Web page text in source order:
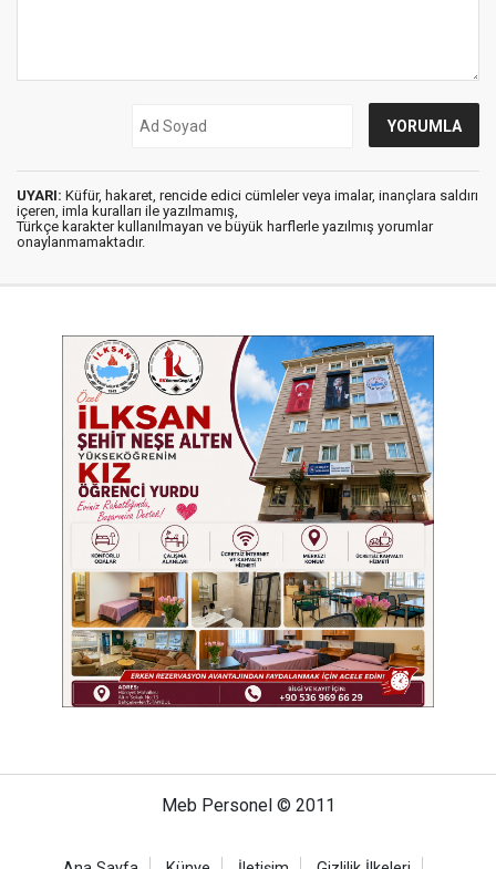
UYARI: Küfür, hakaret, rencide edici cümleler veya imalar, inançlara saldırı
içeren, imla kuralları ile yazılmamış,
Türkçe karakter kullanılmayan ve büyük harflerle yazılmış yorumlar
onaylanmamaktadır.
Meb Personel © 2011